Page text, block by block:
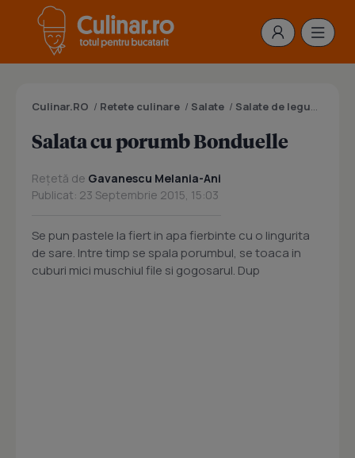
Culinar.RO / Retete culinare / Salate / Salate de legume
Salata cu porumb Bonduelle
Rețetă de Gavanescu Melania-Ani
Publicat: 23 Septembrie 2015, 15:03
Se pun pastele la fiert in apa fierbinte cu o lingurita
de sare. Intre timp se spala porumbul, se toaca in
cuburi mici muschiul file si gogosarul. Dup